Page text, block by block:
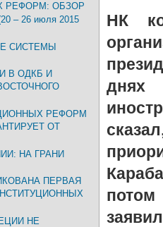
РЕФОРМ: ОБЗОР
– 26 июля 2015
СИСТЕМЫ
В ОДКБ И
РЕФОРМ
ОТ
НА ГРАНИ
ПЕРВАЯ
НЕ
НК